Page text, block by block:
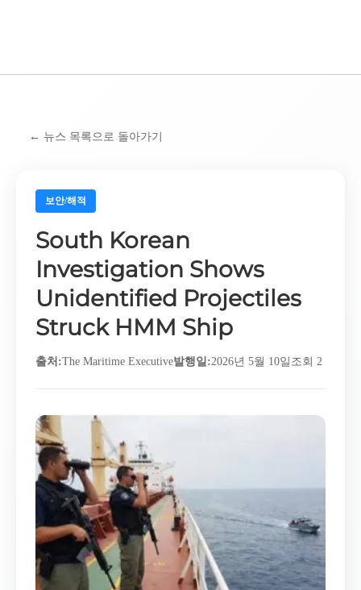
← 뉴스 목록으로 돌아가기
보안/해적
South Korean
Investigation Shows
Unidentified Projectiles
Struck HMM Ship
출처 :The Maritime Executive발행일 :2026년 5월 10일 조회 2